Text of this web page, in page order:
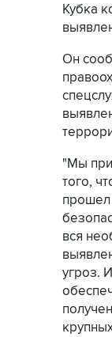
Кубка
Он
"Мы
того,
вся
угроз.